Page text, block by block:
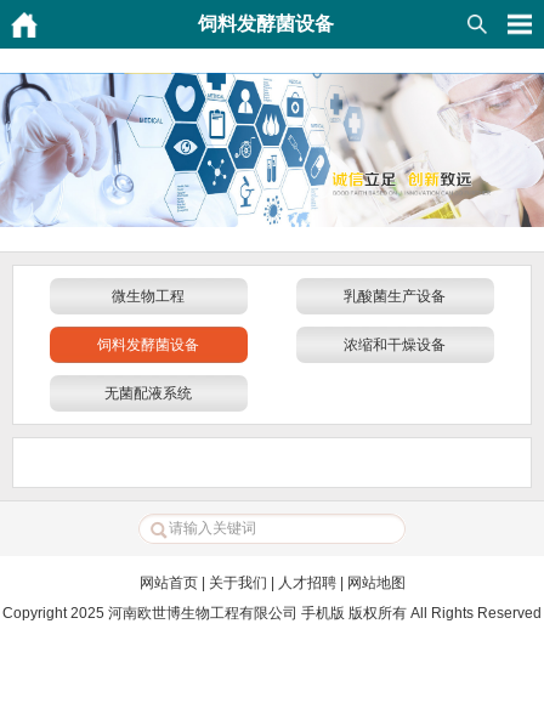
饲料发酵菌设备
微生物工程 乳酸菌生产设备
饲料发酵菌设备 浓缩和干燥设备
无菌配液系统
网站首页| 关于我们 人才招聘|
网站地图
Copyright 2025 河南欧世博生物工程有限公司 手机版 版权所有 All Rights Reserved